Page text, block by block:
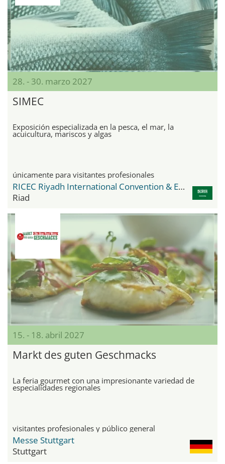
28. - 30. marzo 2027
SIMEC
Exposición especializada en la pesca, el mar, la
acuicultura, mariscos y algas
únicamente para visitantes profesionales
RICEC Riyadh International Convention & Exhibition Center
Riad
15. - 18. abril 2027
Markt des guten Geschmacks
La feria gourmet con una impresionante variedad de
especialidades regionales
visitantes profesionales y público general
Messe Stuttgart
Stuttgart